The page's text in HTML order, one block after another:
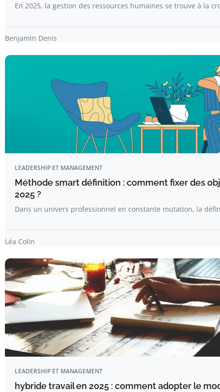
En 2025, la gestion des ressources humaines se trouve à la
Benjamin Denis
LEADERSHIP ET MANAGEMENT
Méthode smart définition : comment fixer des
2025 ?
Dans un univers professionnel en constante mutation, la
Léa Colin
LEADERSHIP ET MANAGEMENT
hybride travail en 2025 : comment adopter le